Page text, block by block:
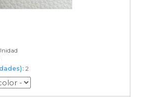
2
2en el carrito